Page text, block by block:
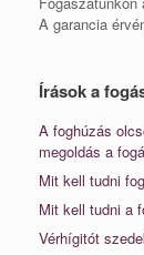
A garancia
Írások a
A foghúzás
megoldás a
Mit kell tudni
Mit kell tudni a
Vérhígitót